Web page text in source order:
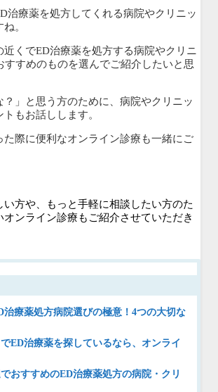
治療薬を処方してくれる病院やクリニッ
。
くでED治療薬を処方する病院やクリニ
すすめのものを選んでご紹介したいと思
？」と思う方のために、病院やクリニッ
もお話しします。
た際に便利なオンライン診療も一緒にご
い方や、もっと手軽に相談したい方のた
ンライン診療もご紹介させていただき
治療薬処方病院選びの極意！4つの大切な
ED治療薬を探しているなら、オンライ
おすすめのED治療薬処方の病院・クリ